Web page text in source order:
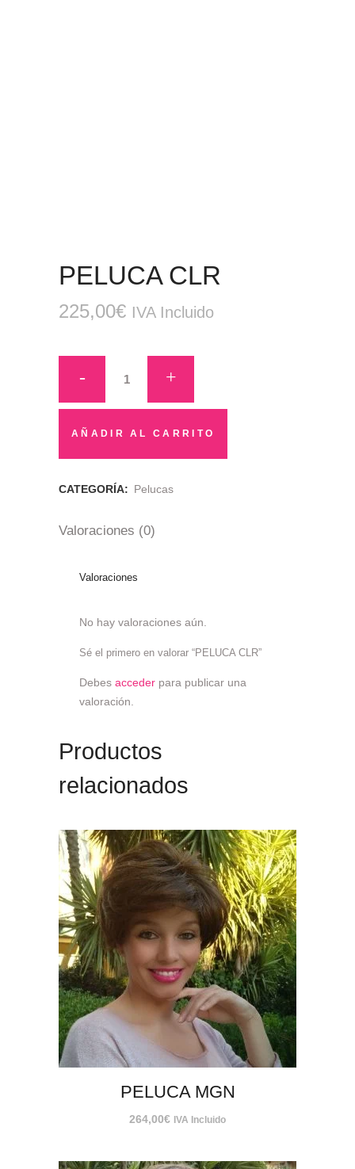
PELUCA CLR
225,00€ IVA Incluido
quantity
AÑADIR AL CARRITO
CATEGORÍA: Pelucas
Valoraciones (0)
Valoraciones
No hay valoraciones aún.
Sé el primero en valorar “PELUCA CLR”
Debes acceder para publicar una
valoración.
Productos
relacionados
PELUCA MGN
264,00€ IVA Incluido